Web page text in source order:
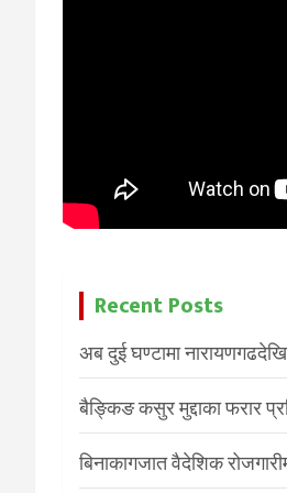
Recent Posts
अब दुई घण्टामा
बैङ्किङ कसुर मुद्दाका फरार
बिनाकागजात वैदेशिक